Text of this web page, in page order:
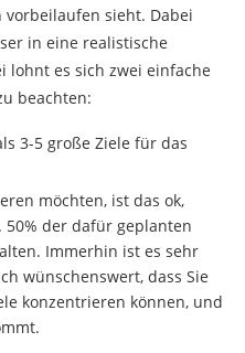
sieht. Dabei
in eine realistische
lohnt es sich zwei einfache
beachten:
3-5 große Ziele für das
möchten, ist das ok,
der dafür geplanten
Immerhin ist es sehr
wünschenswert, dass Sie
konzentrieren können, und